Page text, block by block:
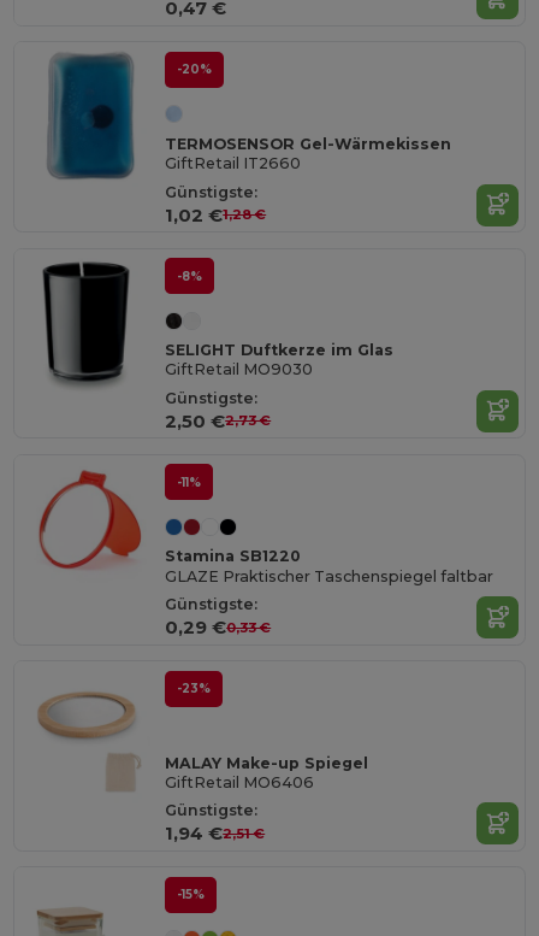
0,47 €
-20%
TERMOSENSOR Gel-Wärmekissen
GiftRetail IT2660
Günstigste:
1,02 €1,28 €
-8%
SELIGHT Duftkerze im Glas
GiftRetail MO9030
Günstigste:
2,50 €2,73 €
-11%
Stamina SB1220
GLAZE Praktischer Taschenspiegel faltbar
Günstigste:
0,29 €0,33 €
-23%
MALAY Make-up Spiegel
GiftRetail MO6406
Günstigste:
1,94 €2,51 €
-15%